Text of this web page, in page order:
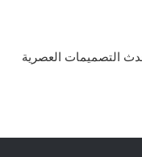
التصميمات العصرية